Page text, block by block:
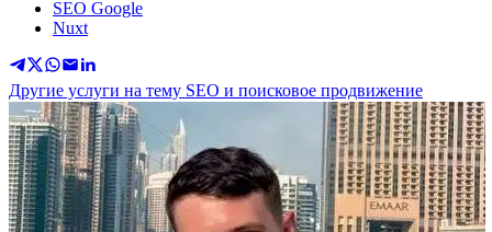
SEO Google
Nuxt
Другие услуги на тему SEO и поисковое продвижение